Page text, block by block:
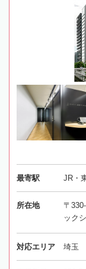
最寄駅 JR・
所在地
〒
ック
対応エリア 埼玉